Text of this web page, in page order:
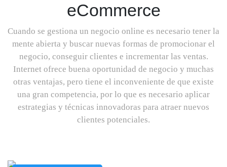
eCommerce
Cuando se gestiona un negocio online es necesario tener la
mente abierta y buscar nuevas formas de promocionar el
negocio, conseguir clientes e incrementar las ventas.
Internet ofrece buena oportunidad de negocio y muchas
otras ventajas, pero tiene el inconveniente de que existe
una gran competencia, por lo que es necesario aplicar
estrategias y técnicas innovadoras para atraer nuevos
clientes potenciales.